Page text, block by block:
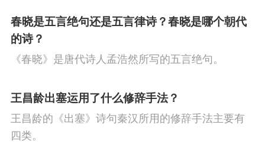
天 羁旅
少。译文春日里贪睡不知不觉天已破晓，搅乱我酣
眠的是那啁啾的小鸟。
春晓是五言绝句还是五言律诗？春晓是哪个朝代
的诗？
《春晓》是唐代诗人孟浩然所写的五言绝句。
王昌龄出塞运用了什么修辞手法？
王昌龄的《出塞》诗句秦汉所用的修辞手法主要有
四类。